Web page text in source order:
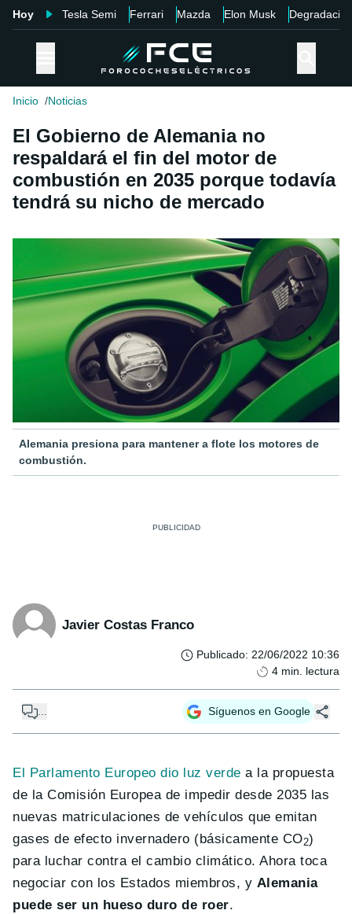
Hoy Tesla Semi Ferrari Mazda Elon Musk Degradación
Inicio Noticias
El Gobierno de Alemania no
respaldará el fin del motor de
combustión en 2035 porque todavía
tendrá su nicho de mercado
Alemania presiona para mantener a flote los motores de
combustión.
Javier Costas Franco
Publicado: 22/06/2022 10:36
4 min. lectura
... Síguenos en Google
El Parlamento Europeo dio luz verde a la propuesta
de la Comisión Europea de impedir desde 2035 las
nuevas matriculaciones de vehículos que emitan
gases de efecto invernadero (básicamente CO2)
para luchar contra el cambio climático. Ahora toca
negociar con los Estados miembros, y Alemania
puede ser un hueso duro de roer.